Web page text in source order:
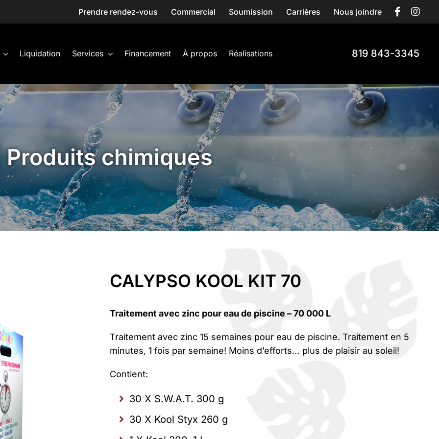
Prendre rendez-vous Commercial Soumission Carrières Nous joindre
Liquidation Services Financement À propos Réalisations 819 843-3345
Produits chimiques
CALYPSO KOOL KIT 70
Traitement avec zinc pour eau de piscine – 70 000 L
Traitement avec zinc 15 semaines pour eau de piscine. Traitement en 5
minutes, 1 fois par semaine! Moins d’efforts… plus de plaisir au soleil!
Contient:
30 X S.W.A.T. 300 g
30 X Kool Styx 260 g